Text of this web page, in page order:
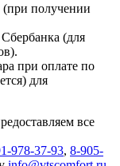
(при получении
(для
при оплате по
для
все
978-37-93, 8-905-